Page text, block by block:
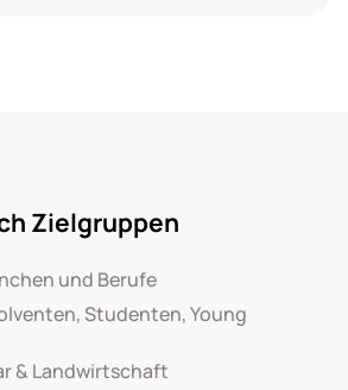
Zielgruppen
und Berufe
Studenten, Young
& Landwirtschaft